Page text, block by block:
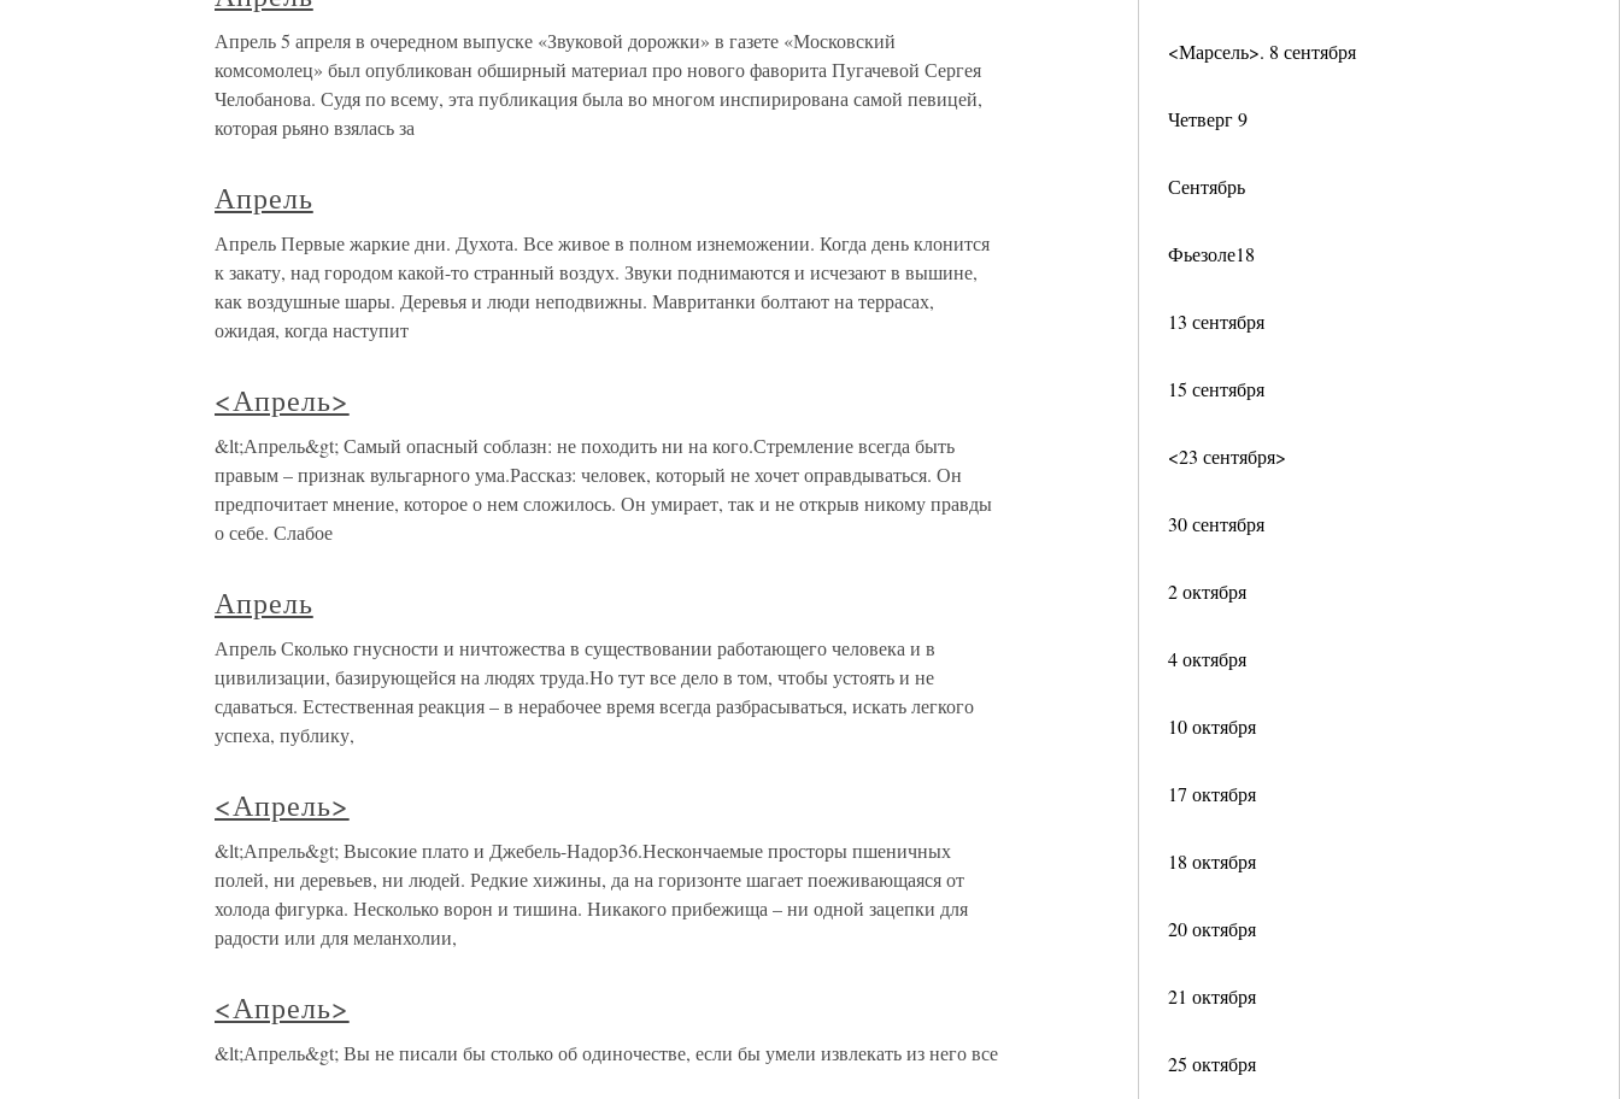
<Марсель>. 8 сентября
Четверг 9
Сентябрь
Фьезоле18
13 сентября
15 сентября
<23 сентября>
30 сентября
2 октября
4 октября
10 октября
17 октября
18 октября
20 октября
21 октября
25 октября
Апрель 5 апреля в очередном выпуске «Звуковой дорожки» в газете «Московский
комсомолец» был опубликован обширный материал про нового фаворита Пугачевой Сергея
Челобанова. Судя по всему, эта публикация была во многом инспирирована самой певицей,
которая рьяно взялась за
Апрель
Апрель Первые жаркие дни. Духота. Все живое в полном изнеможении. Когда день клонится
к закату, над городом какой-то странный воздух. Звуки поднимаются и исчезают в вышине,
как воздушные шары. Деревья и люди неподвижны. Мавританки болтают на террасах,
ожидая, когда наступит
<Апрель>
&lt;Апрель&gt; Самый опасный соблазн: не походить ни на кого.Стремление всегда быть
правым – признак вульгарного ума.Рассказ: человек, который не хочет оправдываться. Он
предпочитает мнение, которое о нем сложилось. Он умирает, так и не открыв никому правды
о себе. Слабое
Апрель
Апрель Сколько гнусности и ничтожества в существовании работающего человека и в
цивилизации, базирующейся на людях труда.Но тут все дело в том, чтобы устоять и не
сдаваться. Естественная реакция – в нерабочее время всегда разбрасываться, искать легкого
успеха, публику,
<Апрель>
&lt;Апрель&gt; Высокие плато и Джебель-Надор36.Нескончаемые просторы пшеничных
полей, ни деревьев, ни людей. Редкие хижины, да на горизонте шагает поеживающаяся от
холода фигурка. Несколько ворон и тишина. Никакого прибежища – ни одной зацепки для
радости или для меланхолии,
<Апрель>
&lt;Апрель&gt; Вы не писали бы столько об одиночестве, если бы умели извлекать из него все